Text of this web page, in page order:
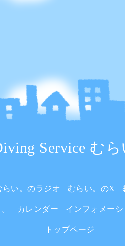
Service むら
らい。のラジオ むらい。のX
カレンダー インフォメーシ
トップページ